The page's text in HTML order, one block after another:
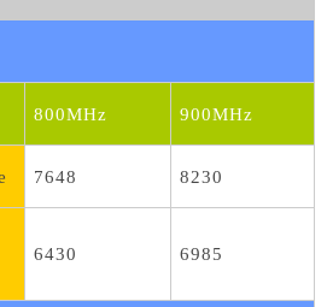
800MHz 900MHz
7648 8230
6430 6985